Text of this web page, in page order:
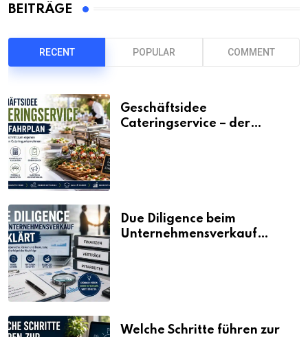
BEITRÄGE
RECENT POPULAR COMMENT
Geschäftsidee
Cateringservice – der
Due Diligence beim
Unternehmensverkauf
Welche Schritte führen zur